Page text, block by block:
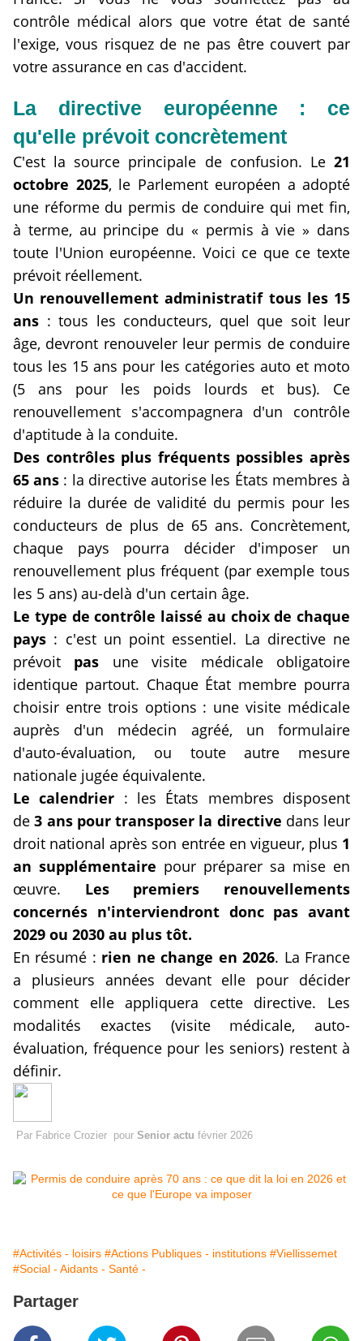
contrôle médical alors que votre état de santé
l'exige, vous risquez de ne pas être couvert par
votre assurance en cas d'accident.
La directive européenne
: ce
qu'elle prévoit concrètement
C'est la source principale de confusion. Le 21
octobre 2025, le Parlement européen a adopté
une réforme du permis de conduire qui met fin,
à terme, au principe du « permis à vie » dans
toute l'Union européenne. Voici ce que ce texte
prévoit réellement.
Un renouvellement administratif tous les 15
ans : tous les conducteurs, quel que soit leur
âge, devront renouveler leur permis de conduire
tous les 15 ans pour les catégories auto et moto
(5 ans pour les poids lourds et bus). Ce
renouvellement s'accompagnera d'un contrôle
d'aptitude à la conduite.
Des contrôles plus fréquents possibles après
65 ans : la directive autorise les États membres à
réduire la durée de validité du permis pour les
conducteurs de plus de 65 ans. Concrètement,
chaque pays pourra décider d'imposer un
renouvellement plus fréquent (par exemple tous
les 5 ans) au-delà d'un certain âge.
Le type de contrôle laissé au choix de chaque
pays : c'est un point essentiel. La directive ne
prévoit pas une visite médicale obligatoire
identique partout. Chaque État membre pourra
choisir entre trois options : une visite médicale
auprès d'un médecin agréé, un formulaire
d'auto-évaluation, ou toute autre mesure
nationale jugée équivalente.
Le calendrier : les États membres disposent
de3 ans pour transposer la directive dans leur
droit national après son entrée en vigueur, plus 1
an supplémentaire pour préparer sa mise en
œuvre. Les premiers renouvellements
concernés n'interviendront donc pas avant
2029 ou 2030 au plus tôt.
En résumé : rien ne change en 2026. La France
a plusieurs années devant elle pour décider
comment elle appliquera cette directive. Les
modalités exactes (visite médicale, auto-
évaluation, fréquence pour les seniors) restent à
définir.
Par Fabrice Crozier pour Senior actu février 2026
#Activités - loisirs #Actions Publiques - institutions #Viellissemet
#Social - Aidants - Santé -
Partager